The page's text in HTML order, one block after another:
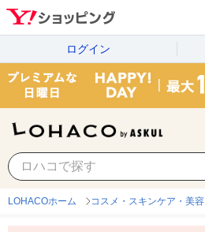
ログイン
LOHACOホーム コスメ・スキンケア・美容